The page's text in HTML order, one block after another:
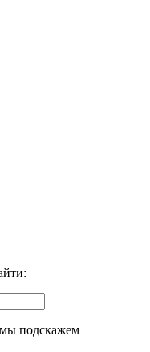
мы подскажем